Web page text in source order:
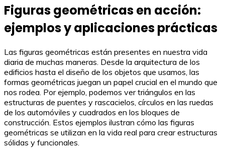
Figuras geométricas en acción:
ejemplos y aplicaciones prácticas
Las figuras geométricas están presentes en nuestra vida
diaria de muchas maneras. Desde la arquitectura de los
edificios hasta el diseño de los objetos que usamos, las
formas geométricas juegan un papel crucial en el mundo que
nos rodea. Por ejemplo, podemos ver triángulos en las
estructuras de puentes y rascacielos, círculos en las ruedas
de los automóviles y cuadrados en los bloques de
construcción. Estos ejemplos ilustran cómo las figuras
geométricas se utilizan en la vida real para crear estructuras
sólidas y funcionales.